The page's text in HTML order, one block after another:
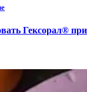
Гексорал®